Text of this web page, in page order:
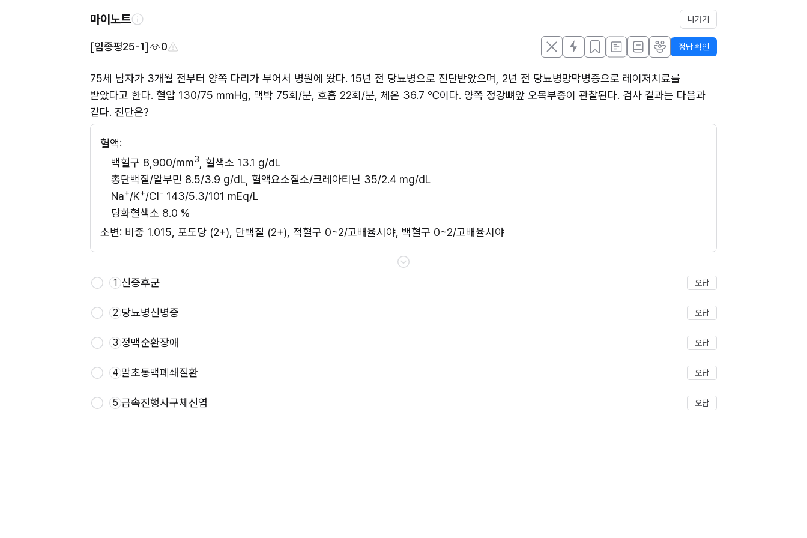
마이노트 나가기
[임종평25-1] 0 정답 확인
75세 남자가 3개월 전부터 양쪽 다리가 부어서 병원에 왔다. 15년 전 당뇨병으로 진단받았으며, 2년 전 당뇨병망막병증으로 레이저치료를
받았다고 한다. 혈압 130/75 mmHg, 맥박 75회/분, 호흡 22회/분, 체온 36.7 ℃이다. 양쪽 정강뼈앞 오목부종이 관찰된다. 검사 결과는 다음과
같다. 진단은?
혈액:
백혈구 8,900/mm3
, 혈색소 13.1 g/dL
총단백질/알부민 8.5/3.9 g/dL, 혈액요소질소/크레아티닌 35/2.4 mg/dL
Na+/K+/Cl- 143/5.3/101 mEq/L
당화혈색소 8.0 %
소변: 비중 1.015, 포도당 (2+), 단백질 (2+), 적혈구 0~2/고배율시야, 백혈구 0~2/고배율시야
1 신증후군 오답
2 당뇨병신병증 오답
3 정맥순환장애 오답
4 말초동맥폐쇄질환 오답
5 급속진행사구체신염 오답